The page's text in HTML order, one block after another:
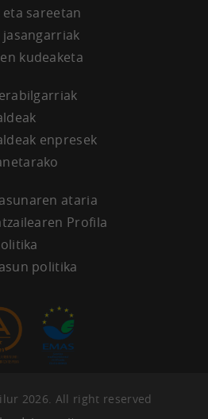
sareetan
kudeaketa
enpresek
ataria
Profila
politika
2026. All right reserved